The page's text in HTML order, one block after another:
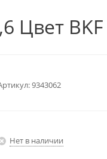
Цвет BKF
9343062
Нет в наличии